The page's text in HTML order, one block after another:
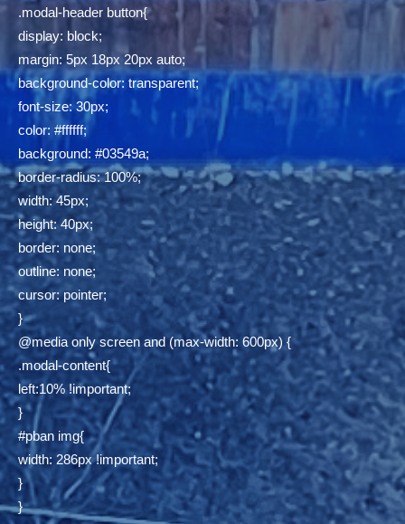
.modal-header button{
display: block;
margin: 5px 18px 20px auto;
background-color: transparent;
font-size: 30px;
color: #ffffff;
background: #03549a;
border-radius: 100%;
width: 45px;
height: 40px;
border: none;
outline: none;
cursor: pointer;
}
@media only screen and (max-width: 600px) {
.modal-content{
left:10% !important;
}
#pban img{
width: 286px !important;
}
}